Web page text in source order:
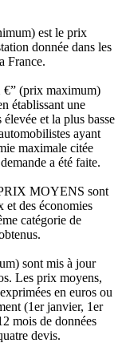
est le prix
donnée dans les
France.
(prix maximum)
établissant une
et la plus basse
ayant
maximale citée
a été faite.
MOYENS sont
et des économies
catégorie de
sont mis à jour
Les prix moyens,
en euros ou
(1er janvier, 1er
mois de données
devis.